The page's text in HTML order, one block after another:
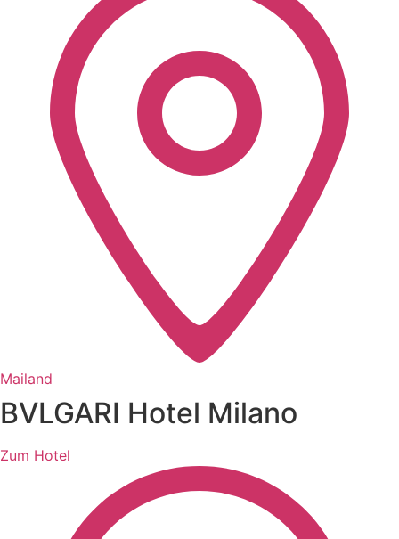
Mailand
BVLGARI Hotel Milano
Zum Hotel